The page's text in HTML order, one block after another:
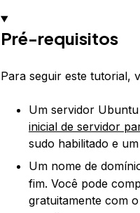
Pré-requisitos
Para seguir este tutorial,
Um servidor
inicial de servidor
sudo habilitado e
Um nome de
fim. Você pode
gratuitamente com o